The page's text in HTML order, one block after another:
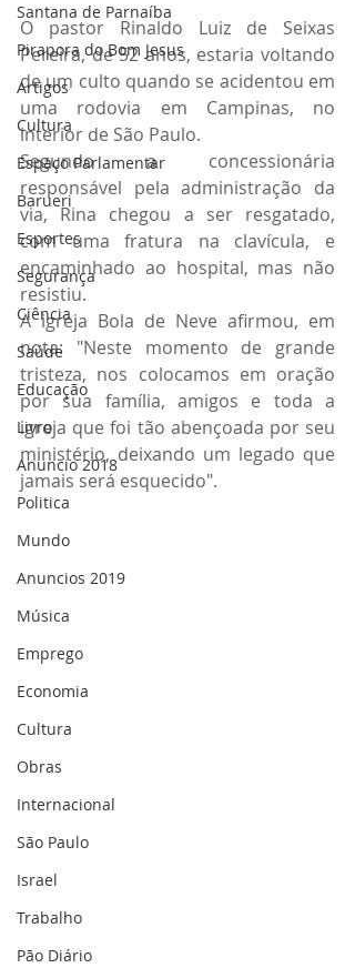
Santana de Parnaíba
Pirapora do Bom Jesus
Artigos
Cultura
Espaço Parlamentar
Barueri
Esportes
Segurança
Ciência
Saúde
Educação
Livro
Anuncio 2018
Politica
Mundo
Anuncios 2019
Música
Emprego
Economia
Cultura
Obras
Internacional
São Paulo
Israel
Trabalho
Pão Diário
O pastor Rinaldo Luiz de Seixas
Pereira, de 52 anos, estaria voltando
de um culto quando se acidentou em
uma rodovia em Campinas, no
interior de São Paulo.
Segundo a concessionária
responsável pela administração da
via, Rina chegou a ser resgatado,
com uma fratura na clavícula, e
encaminhado ao hospital, mas não
resistiu.
A igreja Bola de Neve afirmou, em
nota: "Neste momento de grande
tristeza, nos colocamos em oração
por sua família, amigos e toda a
igreja que foi tão abençoada por seu
ministério, deixando um legado que
jamais será esquecido".